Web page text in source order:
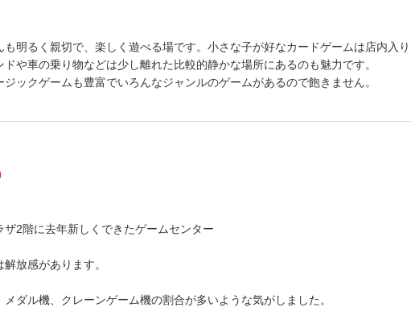
も明るく親切で、楽しく遊べる場です。小さな子が好なカードゲームは店内入り
や車の乗り物などは少し離れた比較的静かな場所にあるのも魅力です。
ジックゲームも豊富でいろんなジャンルのゲームがあるので飽きません。
ザ2階に去年新しくできたゲームセンター
放感があります。
ダル機、クレーンゲーム機の割合が多いような気がしました。